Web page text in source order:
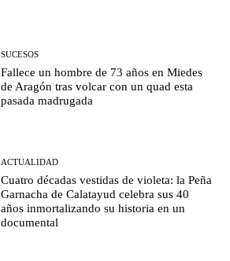
SUCESOS
Fallece un hombre de 73 años en Miedes
de Aragón tras volcar con un quad esta
pasada madrugada
ACTUALIDAD
Cuatro décadas vestidas de violeta: la Peña
Garnacha de Calatayud celebra sus 40
años inmortalizando su historia en un
documental